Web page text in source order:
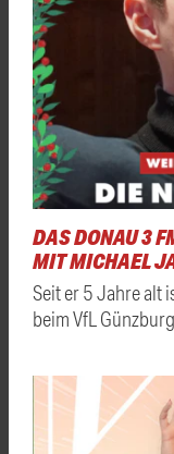
DAS DONAU 3
MIT MICHAEL
Seit er 5 Jahre alt
beim VfL